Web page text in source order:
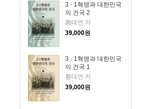
3 · 1혁명과 대한민국
의 건국 2
황태연 저
39,000원
3 · 1혁명과 대한민국
의 건국 1
황태연 저
39,000원